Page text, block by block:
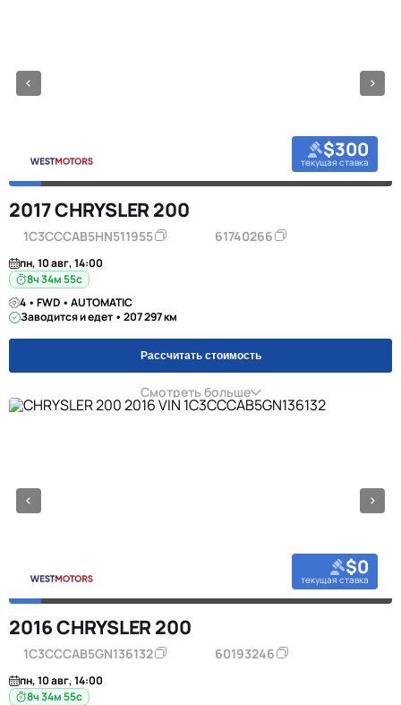
$300
текущая ставка
2017 CHRYSLER 200
1C3CCCAB5HN511955 61740266
пн, 10 авг, 14:00
8ч 34м 55с
4 • FWD • AUTOMATIC
Заводится и едет • 207 297 км
Рассчитать стоимость
Смотреть больше
$0
текущая ставка
2016 CHRYSLER 200
1C3CCCAB5GN136132 60193246
пн, 10 авг, 14:00
8ч 34м 55с